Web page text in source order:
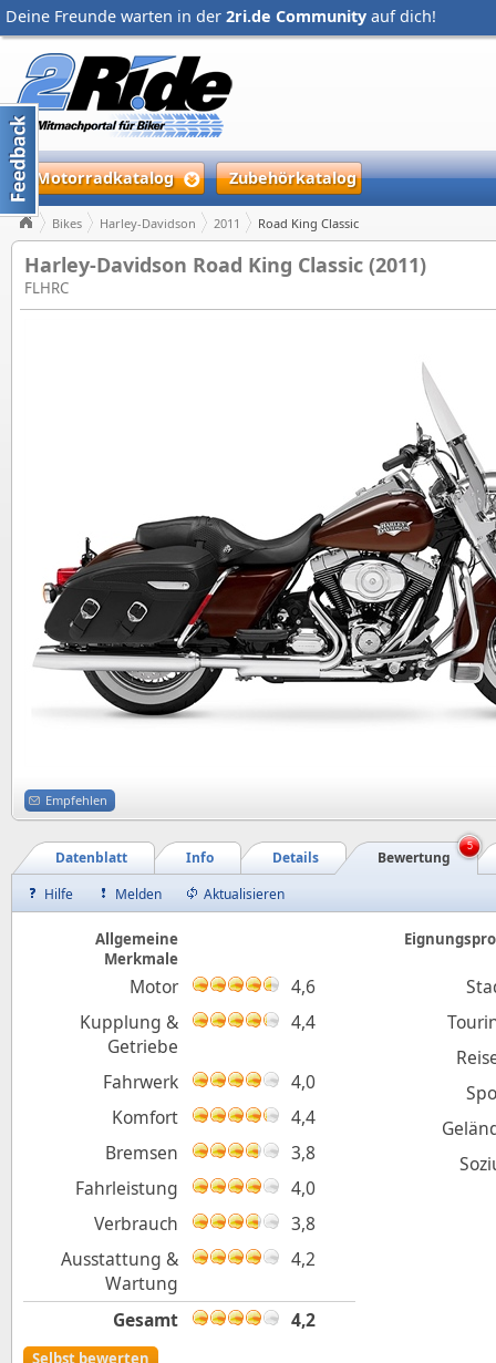
Deine Freunde warten in der 2ri.de Community auf dich!
Motorradkatalog Zubehörkatalog
Bikes Harley-Davidson 2011 Road King Classic
Harley-Davidson Road King Classic (2011)
FLHRC
Empfehlen
Bewertung
Details
Info
Datenblatt
5
Hilfe Melden Aktualisieren
Allgemeine
Merkmale
Motor
4,6
Kupplung &
Getriebe
4,4
Fahrwerk
4,0
Komfort
4,4
Bremsen
3,8
Fahrleistung
4,0
Verbrauch
3,8
Ausstattung &
Wartung
4,2
Gesamt 4,2
Selbst bewerten